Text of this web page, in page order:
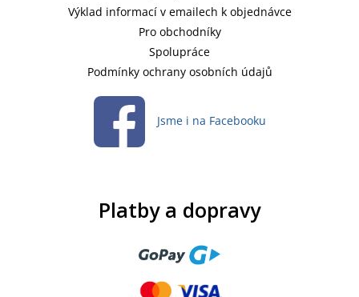
Výklad informací v emailech k objednávce
Pro obchodníky
Spolupráce
Podmínky ochrany osobních údajů
Jsme i na Facebooku
Platby a dopravy